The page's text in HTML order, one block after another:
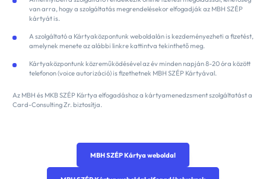
van arra, hogy a szolgáltatás megrendelésekor elfogadják az MBH SZÉP
kártyát is.
A szolgáltató a Kártyaközpontunk weboldalán is kezdeményezheti a fizetést,
amelynek menete az alábbi linkre kattintva tekinthető meg.
Kártyaközpontunk közreműködésével az év minden napján 8-20 óra között
telefonon (voice autorizáció) is fizethetnek MBH SZÉP Kártyával.
Az MBH és MKB SZÉP Kártya elfogadáshoz a kártyamenedzsment szolgáltatást a
Card-Consulting Zr. biztosítja.
MBH SZÉP Kártya weboldal